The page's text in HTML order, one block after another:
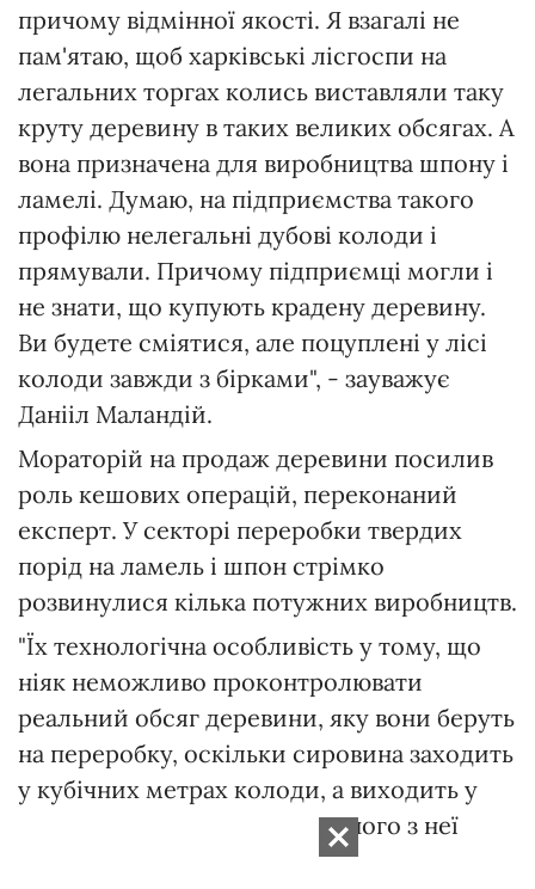
причому відмінної якості. Я взагалі не
пам'ятаю, щоб харківські лісгоспи на
легальних торгах колись виставляли таку
круту деревину в таких великих обсягах. А
вона призначена для виробництва шпону і
ламелі. Думаю, на підприємства такого
профілю нелегальні дубові колоди і
прямували. Причому підприємці могли і
не знати, що купують крадену деревину.
Ви будете сміятися, але поцуплені у лісі
колоди завжди з бірками", - зауважує
Данііл Маландій.
Мораторій на продаж деревини посилив
роль кешових операцій, переконаний
експерт. У секторі переробки твердих
порід на ламель і шпон стрімко
розвинулися кілька потужних виробництв.
"Їх технологічна особливість у тому, що
ніяк неможливо проконтролювати
реальний обсяг деревини, яку вони беруть
на переробку, оскільки сировина заходить
у кубічних метрах колоди, а виходить у
квадратних метрах виструганого з неї